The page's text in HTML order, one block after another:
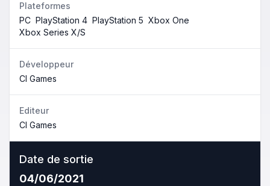
Plateformes
PC PlayStation 4 PlayStation 5 Xbox One
Xbox Series X/S
Développeur
CI Games
Editeur
CI Games
Date de sortie
04/06/2021